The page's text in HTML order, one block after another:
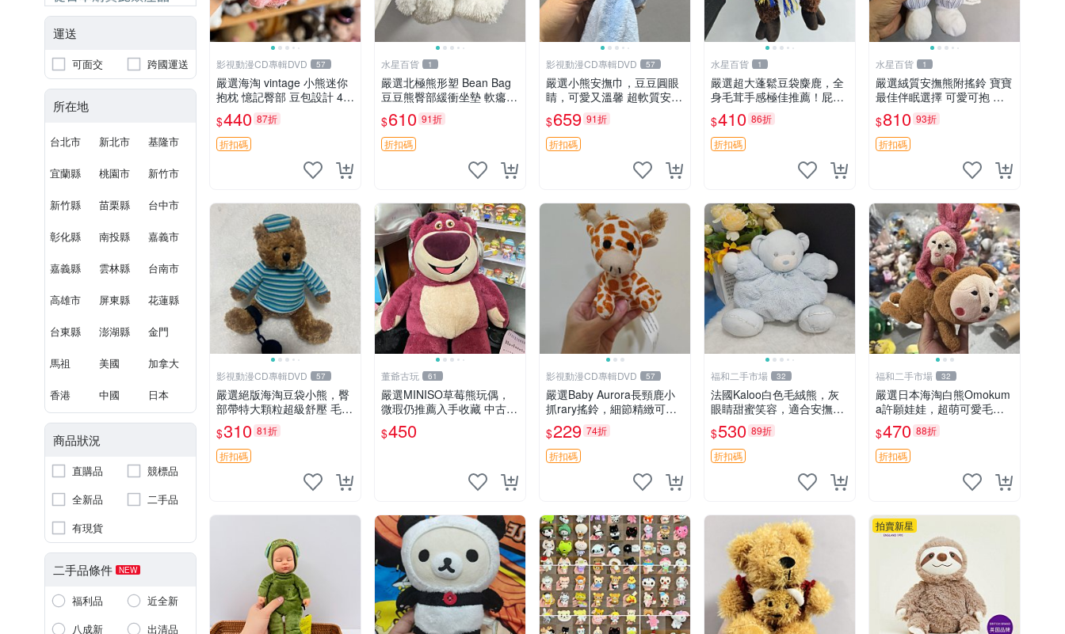
運送
可面交 跨國運送
所在地
台北市 新北市 基隆市
宜蘭縣 桃園市 新竹市
新竹縣 苗栗縣 台中市
彰化縣 南投縣 嘉義市
嘉義縣 雲林縣 台南市
高雄市 屏東縣 花蓮縣
台東縣 澎湖縣 金門
馬祖 美國 加拿大
香港 中國 日本
商品狀況
直購品
競標品
全新品
二手品
有現貨
二手品條件 NEW
福利品
近全新
八成新
出清品
影視動漫CD專輯DVD 57
嚴選海淘 vintage 小熊迷你
抱枕 憶記臀部 豆包設計 4c
m 高 推薦收藏 迷你豆包小
熊、高臀部、豆袋抱枕
$440 87折
折扣碼
水星百貨 1
嚴選北極熊形塑 Bean Bag
豆豆熊臀部緩衝坐墊 軟癟癟
舒壓設計 保暖又實用 適合
久坐放松 推薦居家使用 RU
SS系列 豆豆熊屁屁坐墊 3D
顆粒結構
$610 91折
折扣碼
影視動漫CD專輯DVD 57
嚴選小熊安撫巾，豆豆圓眼
睛，可愛又溫馨 超軟質安撫
巾，豆豆設計，哄睡好幫手
約克豆豆眼安撫巾 數碼豆豆
眼
$659 91折
折扣碼
水星百貨 1
嚴選超大蓬鬆豆袋麋鹿，全
身毛茸手感極佳推薦！屁股
與四肢填充均勻，適合收藏
與孩童共賞。 麋鹿 豆袋 毛
茸玩具
$410 86折
折扣碼
水星百貨 1
嚴選絨質安撫熊附搖鈴 寶寶
最佳伴眠選擇 可愛可抱 絨
毛玩具 安撫熊 嬰兒用
$810 93折
折扣碼
影視動漫CD專輯DVD 57
嚴選絕版海淘豆袋小熊，臀
部帶特大顆粒超級舒壓 毛毛
摸起來格外順滑適合收藏 10
0%棉質 豆袋枕 豆袋、抱
枕、小熊
$310 81折
折扣碼
董爺古玩 61
嚴選MINISO草莓熊玩偶，
微瑕仍推薦入手收藏 中古 M
INISO 草莓熊 玩具 收藏
$450
影視動漫CD專輯DVD 57
嚴選Baby Aurora長頸鹿小
抓rary搖鈴，細節精緻可聆
聽清脆鈴音 軟萌可愛 定制
紀念 金屬搖鈴 新手媽咪推
薦 長頸鹿 抓rary 搖鈴
$229 74折
折扣碼
福和二手市場 32
法國Kaloo白色毛絨熊，灰
眼睛甜蜜笑容，適合安撫逗
趣可愛，柔軟面料手感佳。
14 白色安撫熊 毛絨玩具 寶
寶逗樂具
$530 89折
折扣碼
福和二手市場 32
嚴選日本海淘白熊Omokum
a許願娃娃，超萌可愛毛絨
公仔推薦收藏 白熊 Omoku
ma 毛絨玩具 偽裝娃娃 玩具
擺飾
$470 88折
折扣碼
拍賣新星